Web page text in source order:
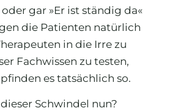
gar »Er ist ständig da«
die Patienten natürlich
in die Irre zu
Fachwissen zu testen,
es tatsächlich so.
Schwindel nun?